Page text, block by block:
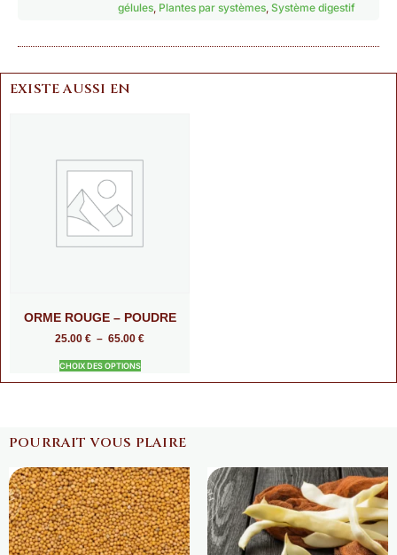
gélules, Plantes par systèmes, Système digestif
EXISTE AUSSI EN
ORME ROUGE – POUDRE
25.00 € – 65.00 €
CHOIX DES OPTIONS
POURRAIT VOUS PLAIRE